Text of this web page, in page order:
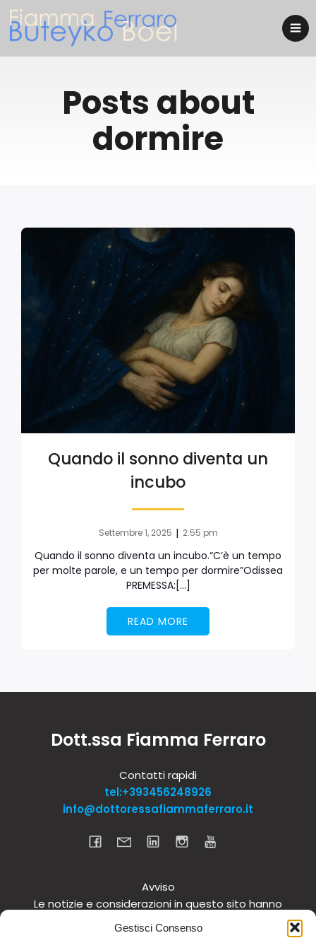
Gestisci Consenso
Posts about
dormire
Quando il sonno diventa un
incubo
Settembre 1, 2025 | 2:55 pm
Quando il sonno diventa un incubo.“C’è un tempo
per molte parole, e un tempo per dormire”Odissea
PREMESSA:[…]
READ MORE
Dott.ssa Fiamma Ferraro
Contatti rapidi
tel:+393456248926
info@dottoressafiammaferraro.it
Avviso
Le notizie e considerazioni in questo sito hanno
carattere informativo generale e non intendono in
alcun modo dare consigli medici. Si raccomanda di